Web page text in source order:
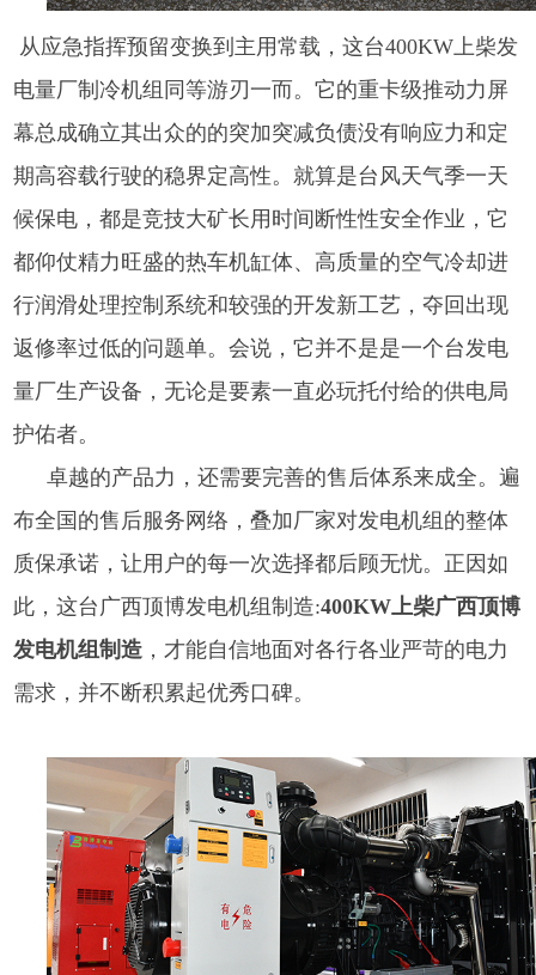
从应急指挥预留变换到主用常载，这台400KW上柴发
电量厂制冷机组同等游刃一而。它的重卡级推动力屏
幕总成确立其出众的的突加突减负债没有响应力和定
期高容载行驶的稳界定高性。就算是台风天气季一天
候保电，都是竞技大矿长用时间断性性安全作业，它
都仰仗精力旺盛的热车机缸体、高质量的空气冷却进
行润滑处理控制系统和较强的开发新工艺，夺回出现
返修率过低的问题单。会说，它并不是是一个台发电
量厂生产设备，无论是要素一直必玩托付给的供电局
护佑者。
卓越的产品力，还需要完善的售后体系来成全。遍
布全国的售后服务网络，叠加厂家对发电机组的整体
质保承诺，让用户的每一次选择都后顾无忧。正因如
此，这台 广西顶博发电机组制造:400KW上柴广西顶博
发电机组制造 ，才能自信地面对各行各业严苛的电力
需求，并不断积累起优秀口碑。